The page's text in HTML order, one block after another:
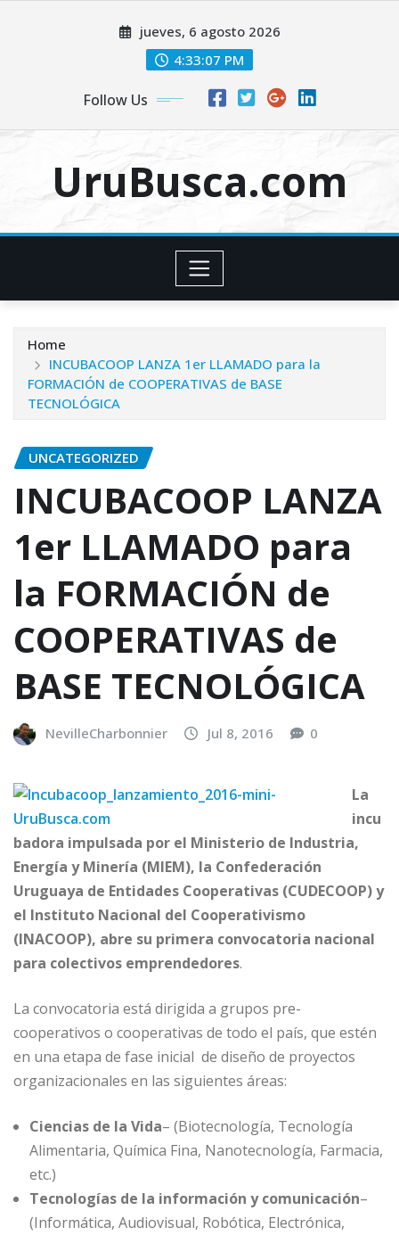
jueves, 6 agosto 2026
4:33:08 PM
Follow Us
UruBusca.com
Home
INCUBACOOP LANZA 1er LLAMADO para la
FORMACIÓN de COOPERATIVAS de BASE
TECNOLÓGICA
UNCATEGORIZED
INCUBACOOP LANZA
1er LLAMADO para
la FORMACIÓN de
COOPERATIVAS de
BASE TECNOLÓGICA
NevilleCharbonnier Jul 8, 2016 0
La
incu
badora impulsada por el Ministerio de Industria,
Energía y Minería (MIEM), la Confederación
Uruguaya de Entidades Cooperativas (CUDECOOP) y
el Instituto Nacional del Cooperativismo
(INACOOP), abre su primera convocatoria nacional
para colectivos emprendedores.
La convocatoria está dirigida a grupos pre-
cooperativos o cooperativas de todo el país, que estén
en una etapa de fase inicial de diseño de proyectos
organizacionales en las siguientes áreas:
Ciencias de la Vida– (Biotecnología, Tecnología
Alimentaria, Química Fina, Nanotecnología, Farmacia,
etc.)
Tecnologías de la información y comunicación–
(Informática, Audiovisual, Robótica, Electrónica,